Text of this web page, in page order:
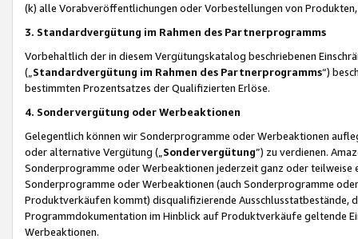
(k) alle Vorabveröffentlichungen oder Vorbestellungen von
3. Standardvergütung im Rahmen des Partnerprogramms
Vorbehaltlich der in diesem Vergütungskatalog beschriebenen
(„ Standardvergütung im Rahmen des Partnerprogramms“)
bestimmten Prozentsatzes der Qualifizierten Erlöse.
4. Sondervergütung oder Werbeaktionen
Gelegentlich können wir Sonderprogramme oder Werbeaktionen
oder alternative Vergütung („ Sondervergütung”) zu verdienen.
Sonderprogramme oder Werbeaktionen jederzeit ganz oder
Sonderprogramme oder Werbeaktionen (auch Sonderprogramme
Produktverkäufen kommt) disqualifizierende Ausschlusstatbestände,
Programmdokumentation im Hinblick auf Produktverkäufe geltende
Werbeaktionen.